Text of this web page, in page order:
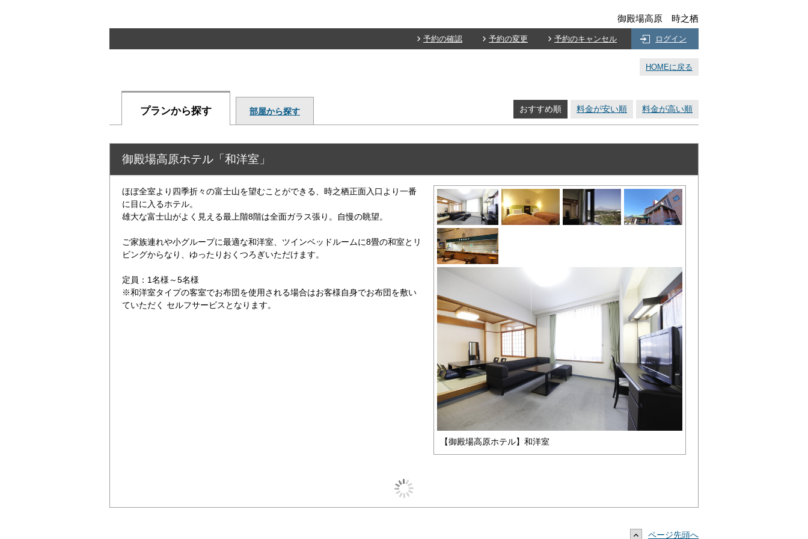
御殿場高原 時之栖
予約の確認 予約の変更 予約のキャンセル ログイン
HOMEに戻る
プランから探す 部屋から探す おすすめ順 料金が安い順 料金が高い順
御殿場高原ホテル「和洋室」
ほぼ全室より四季折々の富士山を望むことができる、時之栖正面入口より一番
に目に入るホテル。
雄大な富士山がよく見える最上階8階は全面ガラス張り。自慢の眺望。
ご家族連れや小グループに最適な和洋室、ツインベッドルームに8畳の和室とリ
ビングからなり、ゆったりおくつろぎいただけます。
定員：1名様～5名様
※和洋室タイプの客室でお布団を使用される場合はお客様自身でお布団を敷い
ていただく セルフサービスとなります。
【御殿場高原ホテル】和洋室
ページ先頭へ